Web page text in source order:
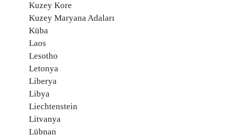
Kuzey Kore
Kuzey Maryana Adaları
Küba
Laos
Lesotho
Letonya
Liberya
Libya
Liechtenstein
Litvanya
Lübnan